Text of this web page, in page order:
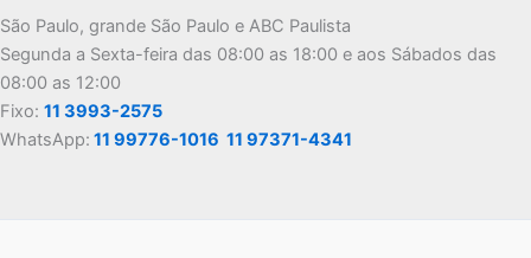
São Paulo, grande São Paulo e ABC Paulista
Segunda a Sexta-feira das 08:00 as 18:00 e aos Sábados das
08:00 as 12:00
Fixo: 11 3993-2575
WhatsApp: 11 99776-1016 11 97371-4341